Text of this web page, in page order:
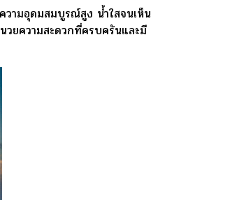
ามอุดมสมบูรณ์สูง น้ำใสจนเห็น
วยความสะดวกที่ครบครันและมี